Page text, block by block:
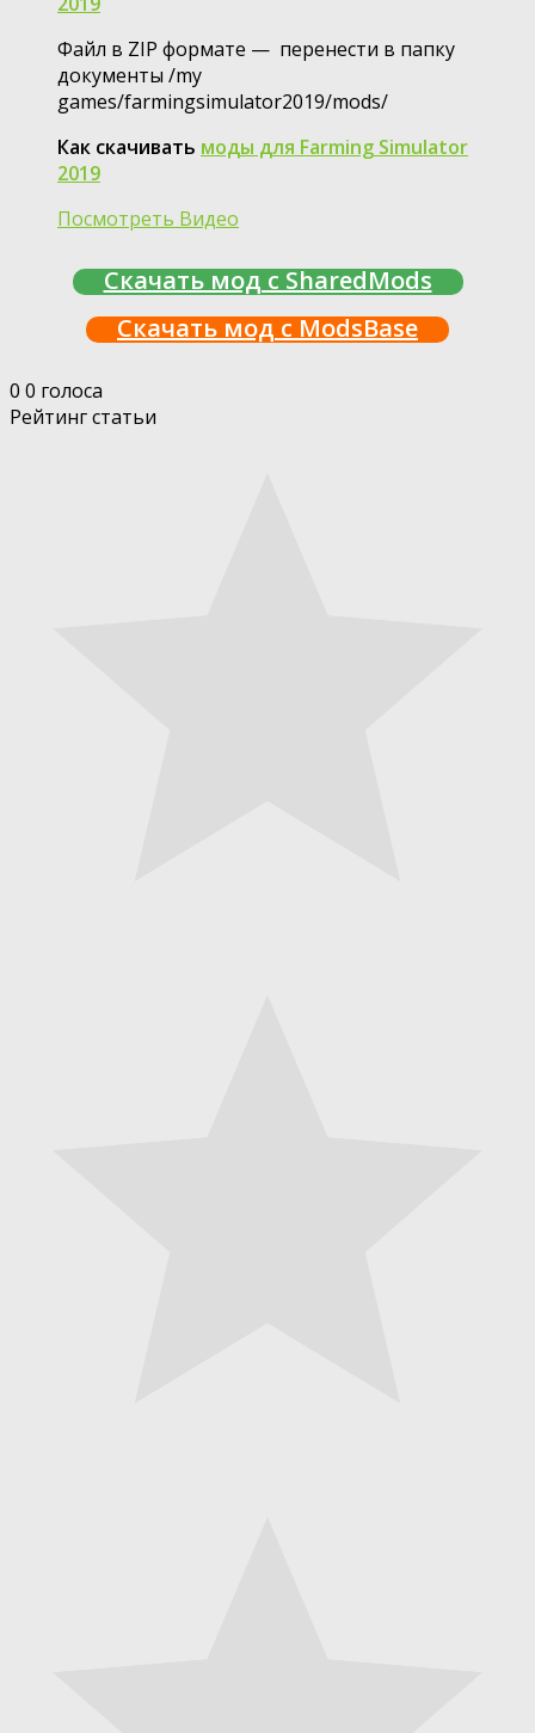
Файл в ZIP формате — перенести в папку
документы /my
games/farmingsimulator2019/mods/
Как скачивать моды для Farming Simulator
2019
Посмотреть Видео
Скачать мод с SharedMods
Скачать мод с ModsBase
0 0 голоса
Рейтинг статьи